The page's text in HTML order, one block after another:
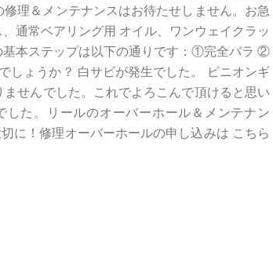
理＆メンテナンスはお待たせしません。お急
通常ベアリング用 オイル、ワンウェイクラッ
基本ステップは以下の通りです：①完全バラ ②
ょうか？ 白サビが発生でした。 ピニオンギ
せんでした。これでよろこんで頂けると思い
た。リールのオーバーホール＆メンテナン
に！修理オーバーホールの申し込みは こちら